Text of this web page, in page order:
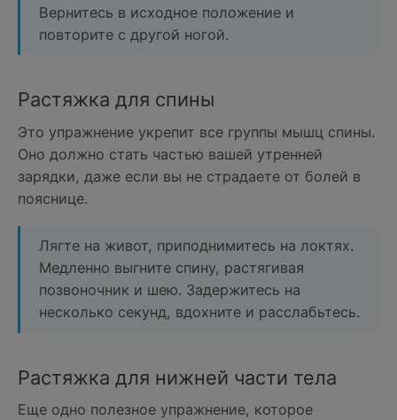
Вернитесь в исходное положение и
повторите с другой ногой.
Растяжка для спины
Это упражнение укрепит все группы мышц спины.
Оно должно стать частью вашей утренней
зарядки, даже если вы не страдаете от болей в
пояснице.
Лягте на живот, приподнимитесь на локтях.
Медленно выгните спину, растягивая
позвоночник и шею. Задержитесь на
несколько секунд, вдохните и расслабьтесь.
Растяжка для нижней части тела
Еще одно полезное упражнение, которое